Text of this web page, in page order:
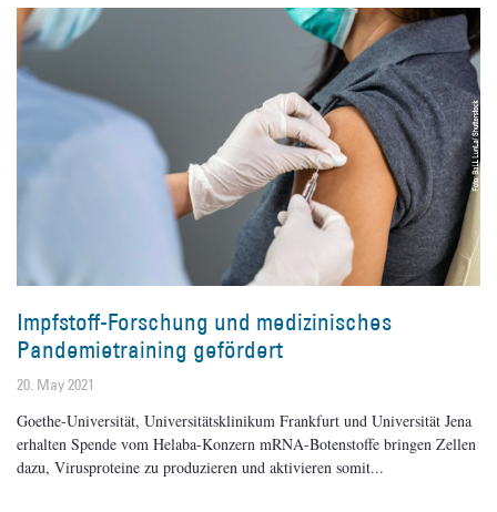
Impfstoff-Forschung und medizinisches
Pandemietraining gefördert
20. May 2021
Goethe-Universität, Universitätsklinikum Frankfurt und Universität Jena
erhalten Spende vom Helaba-Konzern mRNA-Botenstoffe bringen Zellen
dazu, Virusproteine zu produzieren und aktivieren somit